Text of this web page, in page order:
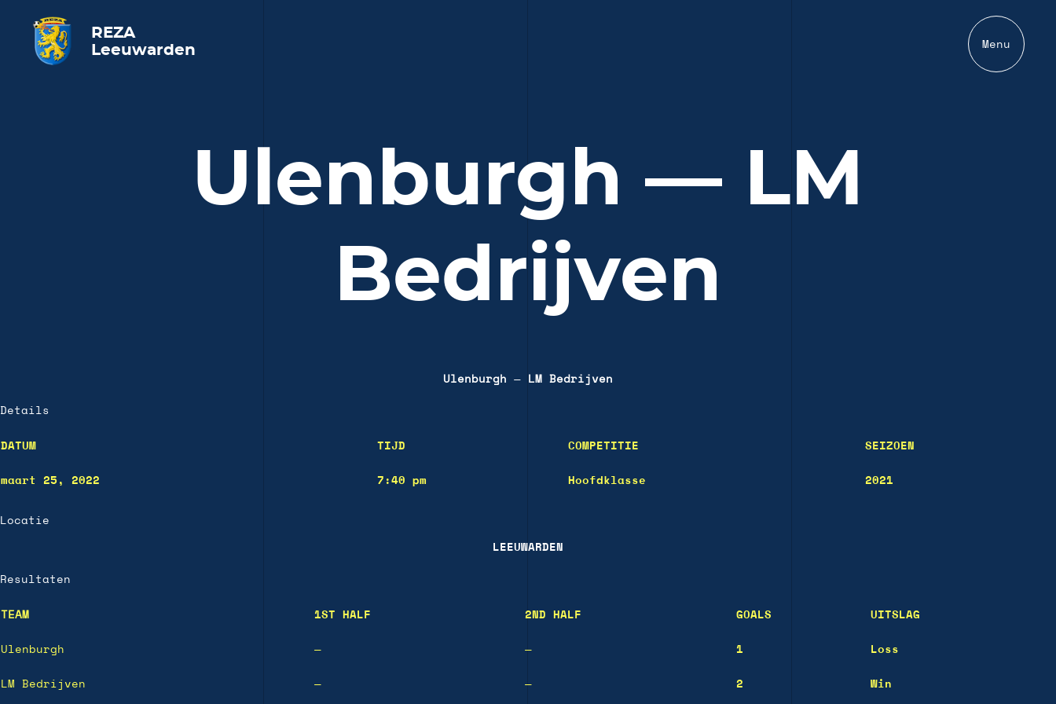
REZA
Leeuwarden
Menu
Ulenburgh — LM
Bedrijven
Ulenburgh — LM Bedrijven
Details
DATUM TIJD COMPETITIE SEIZOEN
maart 25, 2022 7:40 pm Hoofdklasse 2021
Locatie
LEEUWARDEN
Resultaten
TEAM 1ST HALF 2ND HALF GOALS UITSLAG
Ulenburgh — — 1 Loss
LM Bedrijven — — 2 Win